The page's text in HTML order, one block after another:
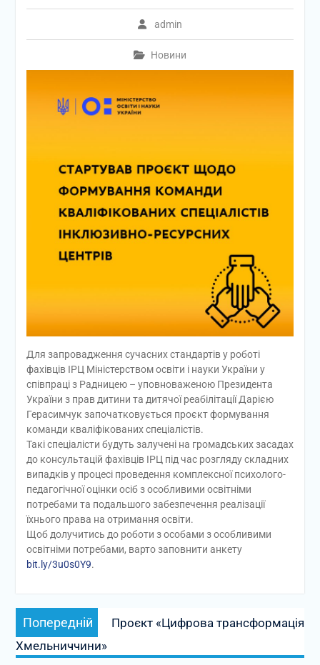
admin
Новини
Для запровадження сучасних стандартів у роботі
фахівців ІРЦ Міністерством освіти і науки України у
співпраці з Радницею – уповноваженою Президента
України з прав дитини та дитячої реабілітації Дарією
Герасимчук започатковується проєкт формування
команди кваліфікованих спеціалістів.
Такі спеціалісти будуть залучені на громадських засадах
до консультацій фахівців ІРЦ під час розгляду складних
випадків у процесі проведення комплексної психолого-
педагогічної оцінки осіб з особливими освітніми
потребами та подальшого забезпечення реалізації
їхнього права на отримання освіти.
Щоб долучитись до роботи з особами з особливими
освітніми потребами, варто заповнити анкету
bit.ly/3u0s0Y9.
Навігація
записів
Попередній
запис:
Проєкт «Цифрова трансформація
Хмельниччини»